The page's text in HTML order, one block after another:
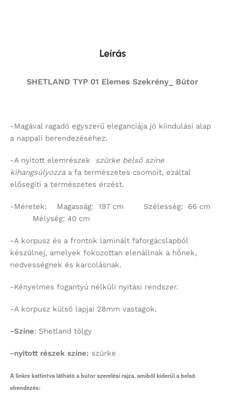
Leírás
SHETLAND TYP 01 Elemes Szekrény_ Bútor
-Magával ragadó egyszerű eleganciája jó kiindulási alap
a nappali berendezéséhez.
-A nyitott elemrészek szürke belső színe
kihangsúlyozzaa fa természetes csomoit, ezáltal
elősegíti a természetes érzést.
-Méretek: Magasság: 197 cm Szélesség: 66 cm
Mélység: 40 cm
-A korpusz és a frontok laminált faforgácslapból
készülnej, amelyek fokozottan elenállnak a hőnek,
nedvességnek és karcolásnak.
-Kényelmes fogantyú nélküli nyitási rendszer.
-A korpusz külső lapjai 28mm vastagok.
-Színe: Shetland tölgy
-nyitott részek színe: szürke
A linkre kattintva látható a bútor szerelési rajza, amiből kiderül a belső
elrendezés: